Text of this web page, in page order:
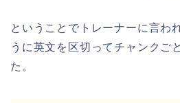
ということでトレーナーに言わ
うに英文を区切ってチャンクご
た。